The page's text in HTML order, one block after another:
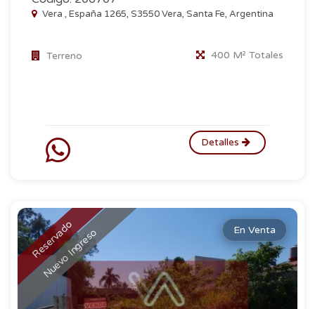
Vera , España 1265, S3550 Vera, Santa Fe, Argentina
Terreno 400 M² Totales
Detalles
Reservado
Nuevo Ingreso En Venta